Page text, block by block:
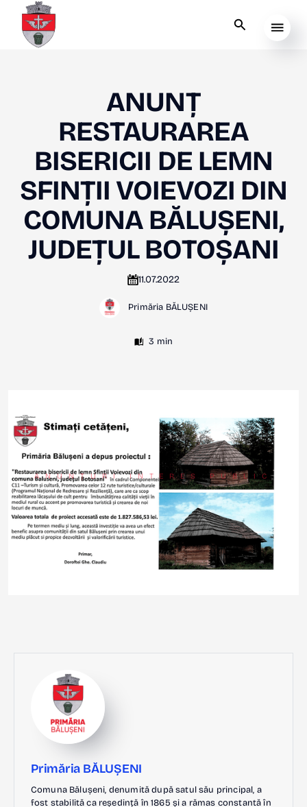
ANUNȚ
RESTAURAREA
BISERICII DE LEMN
SFINȚII VOIEVOZI DIN
COMUNA BĂLUȘENI,
JUDEȚUL BOTOȘANI
11.07.2022
Primăria BĂLUȘENI
3 min
ANUNȚURI INTERES PUBLIC
Primăria BĂLUȘENI
Comuna Bălușeni, denumită după satul său principal, a
fost stabilită ca reședință în 1865 și a rămas constantă în